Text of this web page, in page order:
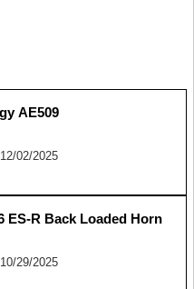
AE509
02/2025
ES-R Back Loaded Horn
29/2025